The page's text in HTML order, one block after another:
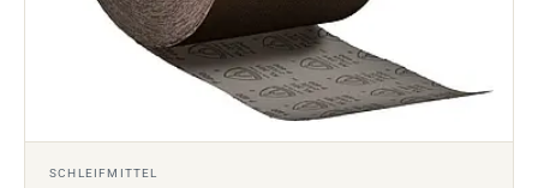
SCHLEIFMITTEL